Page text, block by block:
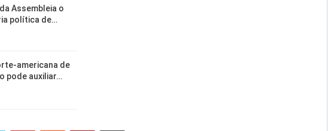
Assembleia o
política de…
americana de
pode auxiliar…